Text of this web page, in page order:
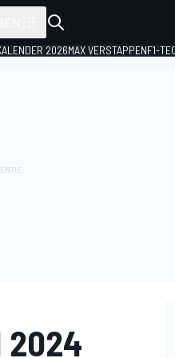
2026MAX VERSTAPPENF1-
2024